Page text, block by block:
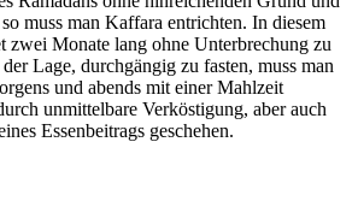
muss man Kaffara entrichten. In diesem
zwei Monate lang ohne Unterbrechung zu
Lage, durchgängig zu fasten, muss man
und abends mit einer Mahlzeit
unmittelbare Verköstigung, aber auch
Essenbeitrags geschehen.